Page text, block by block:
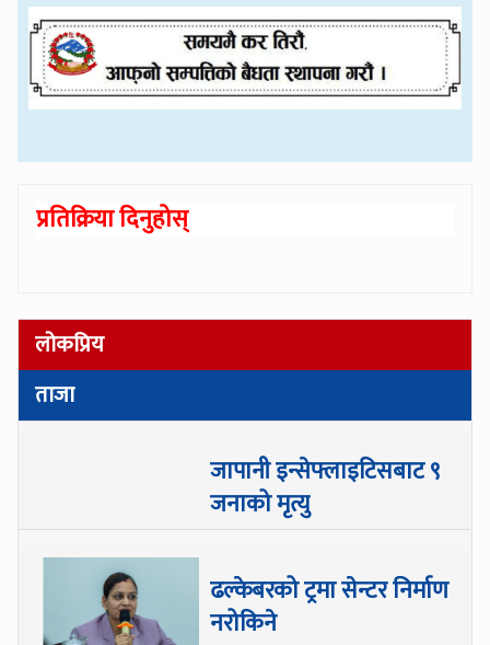
प्रतिक्रिया दिनुहोस्
लोकप्रिय
ताजा
जापानी इन्सेफ्लाइटिसबाट ९
जनाको मृत्यु
ढल्केबरको ट्रमा सेन्टर निर्माण
नरोकिने